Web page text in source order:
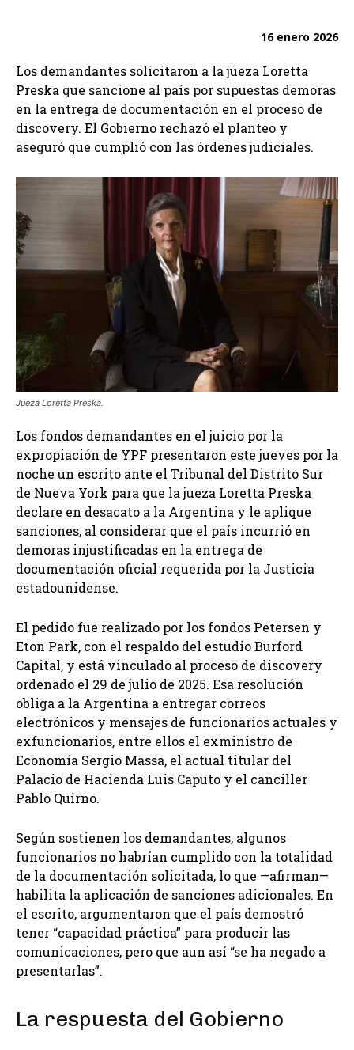
16 enero 2026
Los demandantes solicitaron a la jueza Loretta
Preska que sancione al país por supuestas demoras
en la entrega de documentación en el proceso de
discovery. El Gobierno rechazó el planteo y
aseguró que cumplió con las órdenes judiciales.
Jueza Loretta Preska.
Los fondos demandantes en el juicio por la
expropiación de YPF presentaron este jueves por la
noche un escrito ante el Tribunal del Distrito Sur
de Nueva York para que la jueza Loretta Preska
declare en desacato a la Argentina y le aplique
sanciones, al considerar que el país incurrió en
demoras injustificadas en la entrega de
documentación oficial requerida por la Justicia
estadounidense.
El pedido fue realizado por los fondos Petersen y
Eton Park, con el respaldo del estudio Burford
Capital, y está vinculado al proceso de discovery
ordenado el 29 de julio de 2025. Esa resolución
obliga a la Argentina a entregar correos
electrónicos y mensajes de funcionarios actuales y
exfuncionarios, entre ellos el exministro de
Economía Sergio Massa, el actual titular del
Palacio de Hacienda Luis Caputo y el canciller
Pablo Quirno.
Según sostienen los demandantes, algunos
funcionarios no habrían cumplido con la totalidad
de la documentación solicitada, lo que —afirman—
habilita la aplicación de sanciones adicionales. En
el escrito, argumentaron que el país demostró
tener “capacidad práctica” para producir las
comunicaciones, pero que aun así “se ha negado a
presentarlas”.
La respuesta del Gobierno